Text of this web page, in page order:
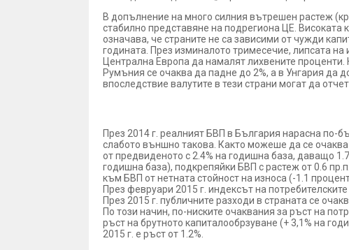
В допълнение на много силния вътрешен растеж
стабилно представяне на подрегиона ЦЕ. Високата
означава, че страните не са зависими от чужди
годината. През изминалото тримесечие, липсата
Централна Европа да намалят лихвените
Румъния се очаква да падне до 2%, а в Унгария да
впоследствие валутите в тези страни могат да
През 2014 г. реалният БВП в България нарасна по-
слабото външно такова. Както можеше да се
от предвиденото с 2.4% на годишна база, даващо
годишна база), подкрепяйки БВП с растеж от 0.6
към БВП от нетната стойност на износа (-1.1
През февруари 2015 г. индексът на
През 2015 г. публичните разходи в страната се
По този начин, по-ниските очаквания за ръст на
ръст на брутното капиталообрзуване (+ 3,1% на
2015 г. е ръст от 1.2%.